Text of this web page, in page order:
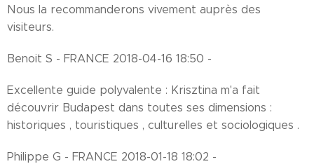
Nous la recommanderons vivement auprès des
visiteurs.
Benoit S - FRANCE 2018-04-16 18:50 -
Excellente guide polyvalente : Krisztina m'a fait
découvrir Budapest dans toutes ses dimensions :
historiques , touristiques , culturelles et sociologiques .
Philippe G - FRANCE 2018-01-18 18:02 -